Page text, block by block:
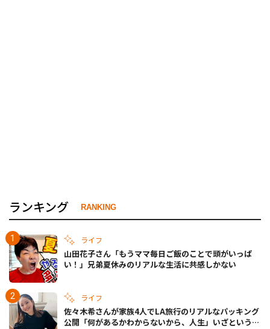
ランキング RANKING
ライフ
山田花子さん「もうママ毎日ご飯のことで頭がいっぱ
い！」兄弟夏休みのリアルな生活に共感しかない
ライフ
佐々木希さんが家族4人でLA旅行のリアルなパッキング
公開「何があるかわからないから、人生」いざというと